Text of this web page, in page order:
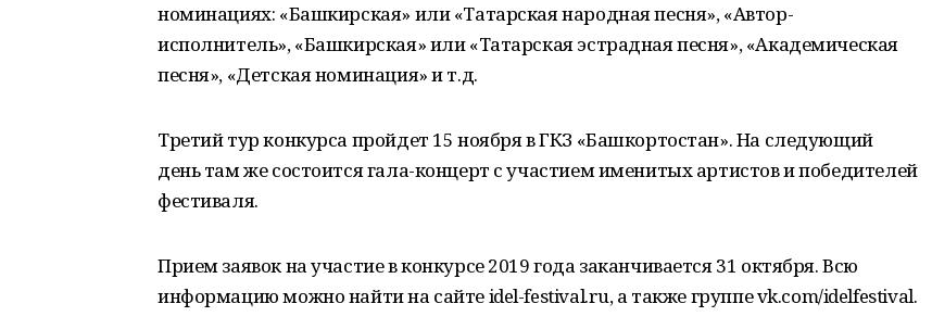
номинациях: «Башкирская» или «Татарская народная песня», «Автор-
исполнитель», «Башкирская» или «Татарская эстрадная песня», «Академическая
песня», «Детская номинация» и т.д.
Третий тур конкурса пройдет 15 ноября в ГКЗ «Башкортостан». На следующий
день там же состоится гала-концерт с участием именитых артистов и победителей
фестиваля.
Прием заявок на участие в конкурсе 2019 года заканчивается 31 октября. Всю
информацию можно найти на сайте idel-festival.ru, а также группе vk.com/idelfestival.